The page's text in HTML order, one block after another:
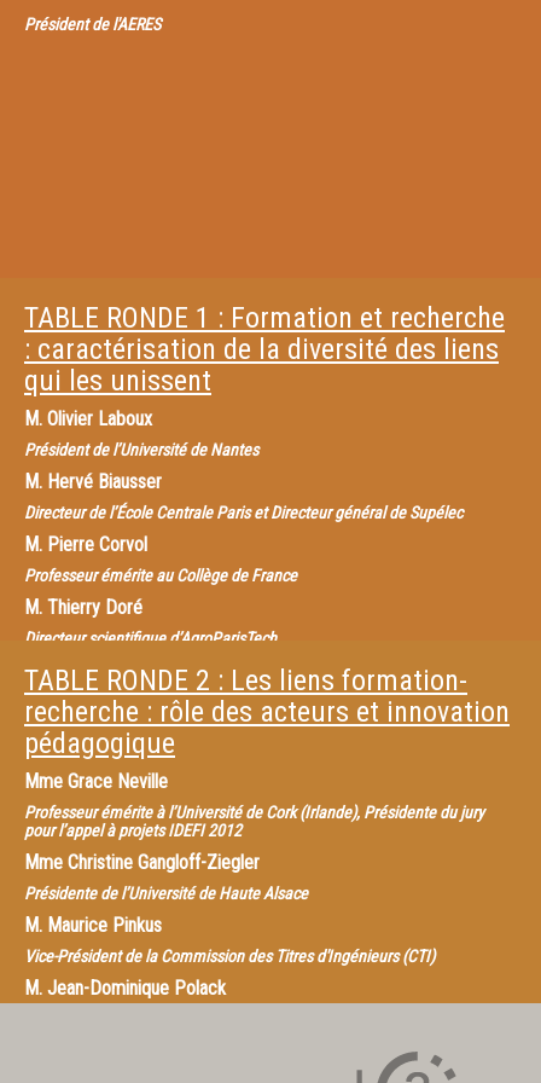
Président de l'AERES
TABLE RONDE 1 : Formation et recherche
: caractérisation de la diversité des liens
qui les unissent
M. Olivier Laboux
Président de l’Université de Nantes
M. Hervé Biausser
Directeur de l’École Centrale Paris et Directeur général de Supélec
M. Pierre Corvol
Professeur émérite au Collège de France
M. Thierry Doré
Directeur scientifique d’AgroParisTech
Mme Marion Guillou
Présidente d’Agreenium
M. Bruno Mantovani
Directeur du Conservatoire national de musique et de danse de Paris
M. Barthélémy Jobert
Aujourd’hui, il est question de formation « par » la recherche et de
formation « à » la recherche. Les liens qui unissent ces deux volets
essentiels du parcours d’un étudiant ont de multiples facettes. Identifier
et caractériser cette diversité est un préalable incontournable à l’étude
de ce qui en fait la qualité. Les intervenants, chacun pour leur domaine,
mettront en débat une définition du lien « formation-recherche ».
TABLE RONDE 2 : Les liens formation-
recherche : rôle des acteurs et innovation
pédagogique
Mme Grace Neville
Professeur émérite à l’Université de Cork (Irlande), Présidente du jury
pour l’appel à projets IDEFI 2012
Mme Christine Gangloff-Ziegler
Présidente de l’Université de Haute Alsace
M. Maurice Pinkus
Vice-Président de la Commission des Titres d'Ingénieurs (CTI)
M. Jean-Dominique Polack